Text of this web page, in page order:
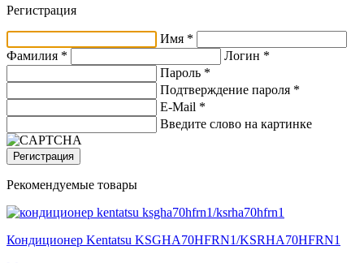
Регистрация
Имя *
Фамилия *
Логин *
Пароль *
Подтверждение пароля *
E-Mail *
Введите слово на картинке
Регистрация
Рекомендуемые товары
Кондиционер Kentatsu KSGHA70HFRN1/KSRHA70HFRN1